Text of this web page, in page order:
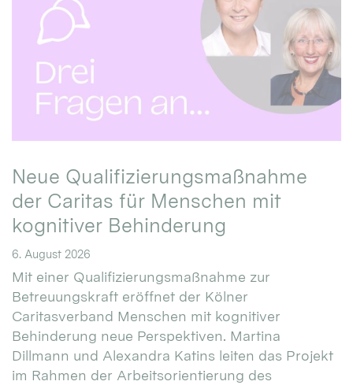
Neue Qualifizierungsmaßnahme
der Caritas für Menschen mit
kognitiver Behinderung
6. August 2026
Mit einer Qualifizierungsmaßnahme zur
Betreuungskraft eröffnet der Kölner
Caritasverband Menschen mit kognitiver
Behinderung neue Perspektiven. Martina
Dillmann und Alexandra Katins leiten das Projekt
im Rahmen der Arbeitsorientierung des